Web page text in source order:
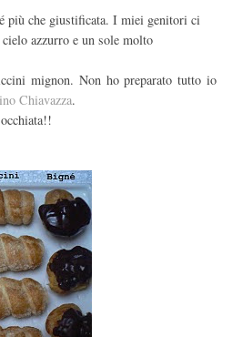
più che giustificata. I miei genitori ci
azzurro e un sole molto
mignon. Non ho preparato tutto io
Chiavazza.